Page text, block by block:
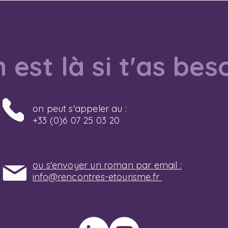
est là si t'as
on peut s'appeler au :
+33 (0)6 07 25 03 20
ou s'envoyer un roman par email :
info@rencontres-etourisme.fr